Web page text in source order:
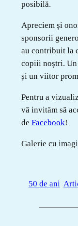
posibilă.
Apreciem și
sponsorii
au contribuit la
copiii noștri. Un
și un viitor
Pentru a
vă invităm să
de Facebook!
Galerie cu
50 de ani